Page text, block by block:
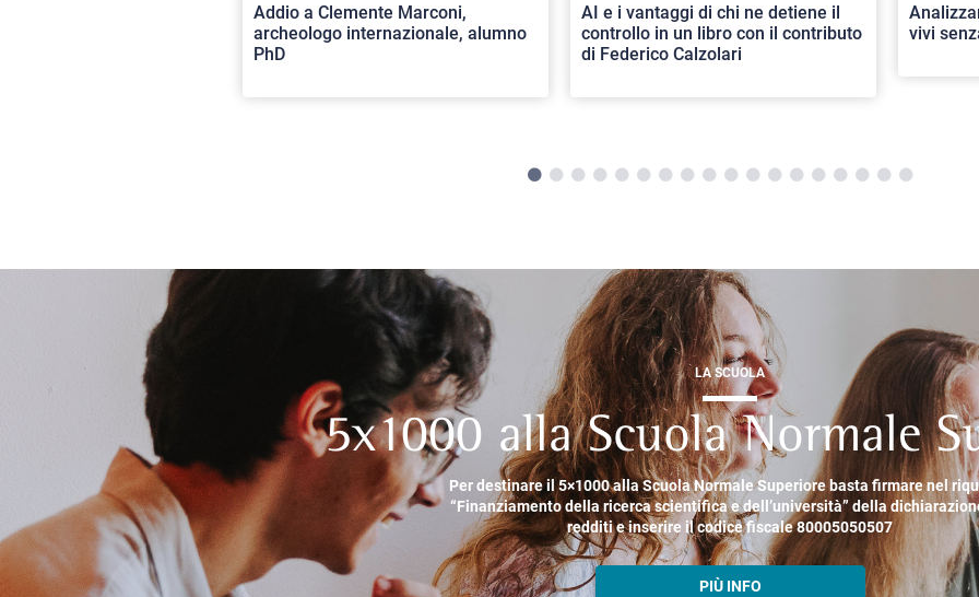
Addio a Clemente Marconi,
archeologo internazionale, alumno
PhD
AI e i vantaggi di chi ne detiene il
controllo in un libro con il contributo
di Federico Calzolari
vivi
LA SCUOLA
5x1000 alla Scuola Normale
Per destinare il 5×1000 alla Scuola Normale Superiore basta firmare nel
“Finanziamento della ricerca scientifica e dell’università” della
redditi e inserire il codice fiscale 80005050507
PIÙ INFO